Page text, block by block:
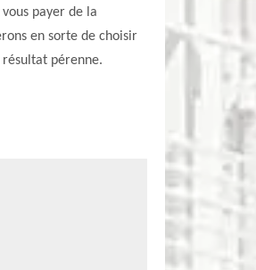
payer de la
en sorte de choisir
pérenne.